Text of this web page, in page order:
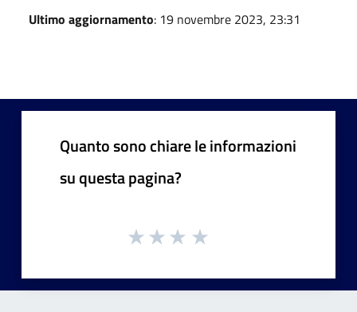
Ultimo aggiornamento: 19 novembre 2023, 23:31
Quanto sono chiare le informazioni
su questa pagina?